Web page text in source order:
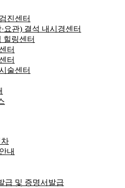
진센터
요관) 결석 내시경센터
힐링센터
터
터
술센터
내
급 및 증명서발급